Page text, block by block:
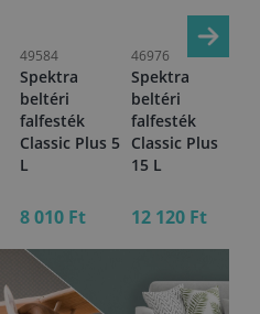
49584
Spektra
beltéri
falfesték
Classic Plus 5
L
8 010 Ft
46976
Spektra
beltéri
falfesték
Classic Plus
15 L
12 120 Ft